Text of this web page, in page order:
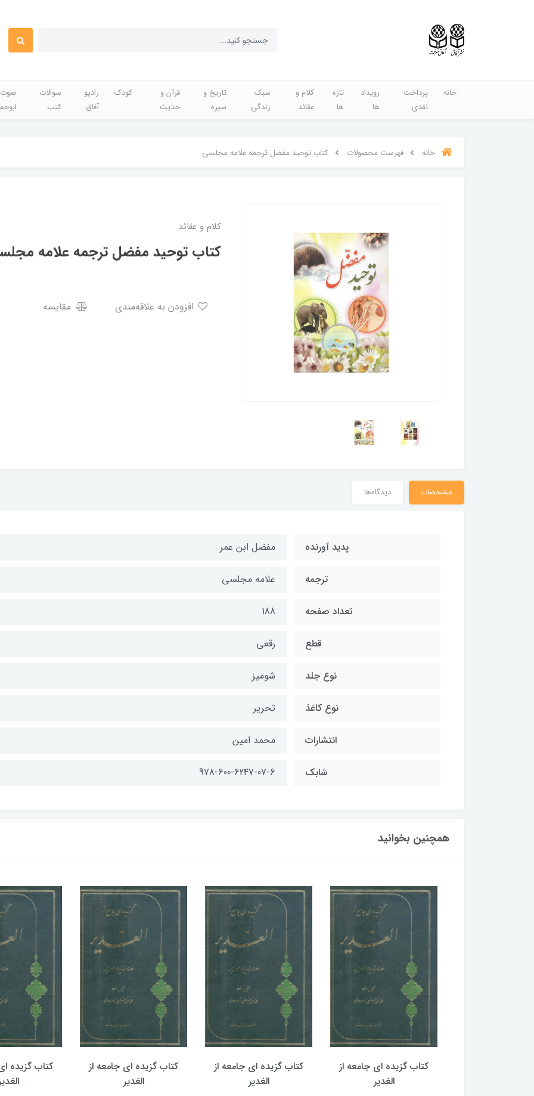
خانه
پرداخت
نقدی
رویداد
ها
تازه
ها
کلام و
عقائد
سبک
زندگی
تاریخ و
سیره
قرآن و
حدیث
کودک
رادیو
آفاق
سوالات
کتب
صوت
خانه فهرست محصولات کتاب توحید مفضل ترجمه علامه مجلسی
کلام و عقائد
کتاب توحید مفضل ترجمه علامه
مقایسه
مشخصات دیدگاه‌ها
پدید آورنده مفضل ابن عمر
ترجمه علامه مجلسی
تعداد صفحه 188
قطع رقعی
نوع جلد شومیز
نوع کاغذ تحریر
انتشارات محمد امین
شابك 978-600-6247-07-6
همچنین بخوانید
کتاب گزیده ای جامعه از
الغدیر
کتاب گزیده ای جامعه از
الغدیر
کتاب گزیده ای جامعه از
الغدیر
کتاب گزیده